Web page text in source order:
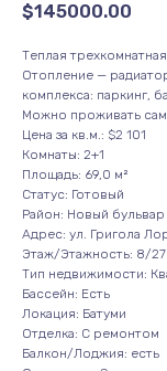
$145000.00
Теплая
Отопление —
комплекса: паркинг,
Можно проживать
Цена за кв.м.: $2 101
Комнаты: 2+1
Площадь: 69,0 м²
Статус: Готовый
Район: Новый бульвар
Адрес: ул. Григола
Этаж/Этажность: 8/27
Тип недвижимости:
Бассейн: Есть
Локация: Батуми
Отделка: С ремонтом
Балкон/Лоджия: есть